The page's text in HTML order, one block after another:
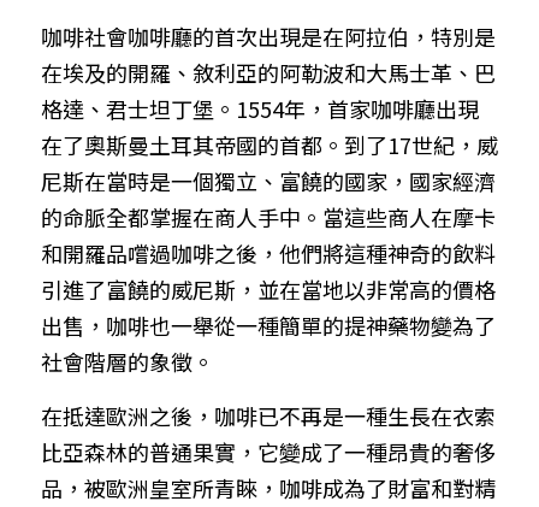
咖啡社會咖啡廳的首次出現是在阿拉伯，特別是
在埃及的開羅、敘利亞的阿勒波和大馬士革、巴
格達、君士坦丁堡。1554年，首家咖啡廳出現
在了奧斯曼土耳其帝國的首都。到了17世紀，威
尼斯在當時是一個獨立、富饒的國家，國家經濟
的命脈全都掌握在商人手中。當這些商人在摩卡
和開羅品嚐過咖啡之後，他們將這種神奇的飲料
引進了富饒的威尼斯，並在當地以非常高的價格
出售，咖啡也一舉從一種簡單的提神藥物變為了
社會階層的象徵。
在抵達歐洲之後，咖啡已不再是一種生長在衣索
比亞森林的普通果實，它變成了一種昂貴的奢侈
品，被歐洲皇室所青睞，咖啡成為了財富和對精